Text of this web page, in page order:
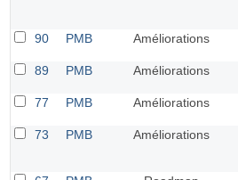
90 PMB Améliorations
89 PMB Améliorations
77 PMB Améliorations
73 PMB Améliorations